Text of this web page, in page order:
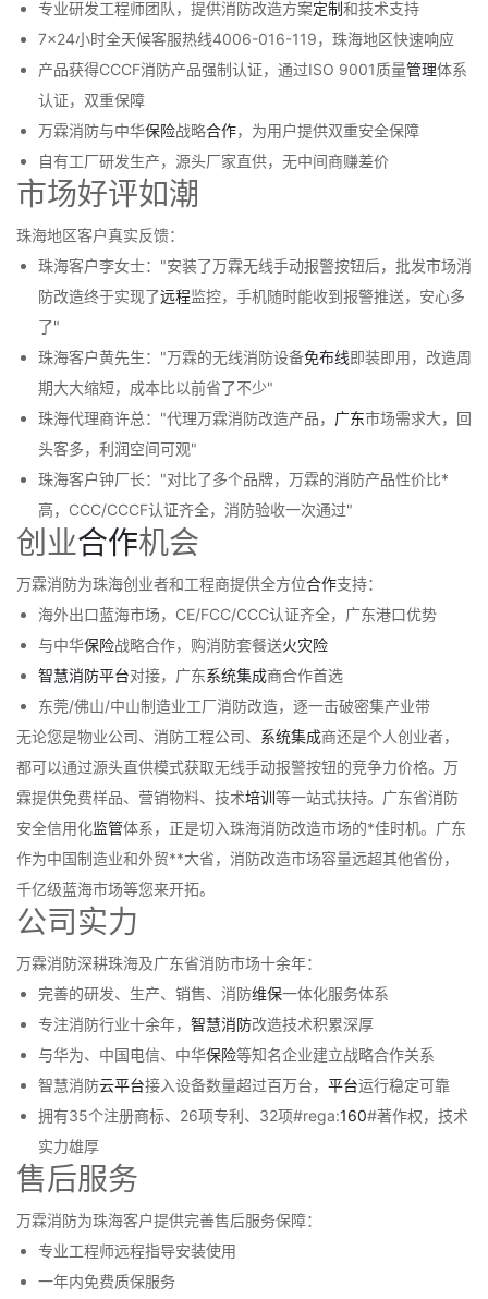
专业研发工程师团队，提供消防改造方案定制和技术支持
7×24小时全天候客服热线4006-016-119，珠海地区快速响应
产品获得CCCF消防产品强制认证，通过ISO 9001质量管理体系
认证，双重保障
万霖消防与中华保险战略合作，为用户提供双重安全保障
自有工厂研发生产，源头厂家直供，无中间商赚差价
市场好评如潮
珠海地区客户真实反馈：
珠海客户李女士："安装了万霖无线手动报警按钮后，批发市场消
防改造终于实现了远程监控，手机随时能收到报警推送，安心多
了"
珠海客户黄先生："万霖的无线消防设备免布线即装即用，改造周
期大大缩短，成本比以前省了不少"
珠海代理商许总："代理万霖消防改造产品， 广东市场需求大，回
头客多，利润空间可观"
珠海客户钟厂长："对比了多个品牌，万霖的消防产品性价比*
高，CCC/CCCF认证齐全，消防验收一次通过"
创业合作机会
万霖消防为珠海创业者和工程商提供全方位合作支持：
海外出口蓝海市场，CE/FCC/CCC认证齐全，广东港口优势
与中华保险战略合作，购消防套餐送火灾险
智慧消防平台对接，广东系统集成商合作首选
东莞/佛山/中山制造业工厂消防改造，逐一击破密集产业带
无论您是物业公司、消防工程公司、 系统集成商还是个人创业者，
都可以通过源头直供模式获取无线手动报警按钮的竞争力价格。万
霖提供免费样品、营销物料、技术培训等一站式扶持。广东省消防
安全信用化监管体系，正是切入珠海消防改造市场的*佳时机。广东
作为中国制造业和外贸**大省，消防改造市场容量远超其他省份，
千亿级蓝海市场等您来开拓。
公司实力
万霖消防深耕珠海及广东省消防市场十余年：
完善的研发、生产、销售、消防维保一体化服务体系
专注消防行业十余年， 智慧消防改造技术积累深厚
与华为、中国电信、中华保险等知名企业建立战略合作关系
智慧消防云平台接入设备数量超过百万台， 平台运行稳定可靠
拥有35个注册商标、26项专利、32项#rega:160#著作权，技术
实力雄厚
售后服务
万霖消防为珠海客户提供完善售后服务保障：
专业工程师远程指导安装使用
一年内免费质保服务